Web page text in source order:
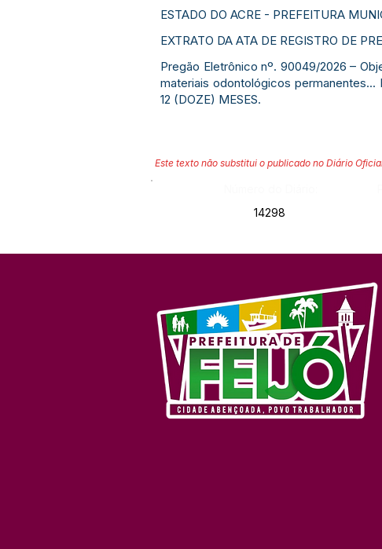
ESTADO DO ACRE - PREFEITURA
EXTRATO DA ATA DE REGISTRO DE
Pregão Eletrônico nº. 90049/2026 –
materiais odontológicos permanentes...
12 (DOZE) MESES.
Este texto não substitui o publicado no Diário
14298